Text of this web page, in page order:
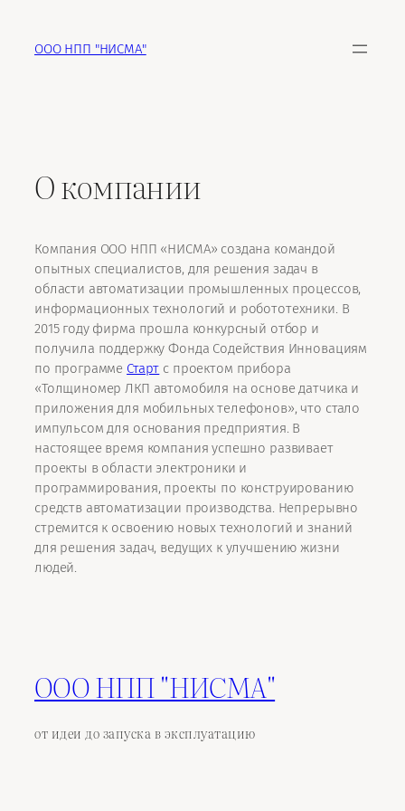
содержимому
ООО НПП "НИСМА"
О компании
Компания ООО НПП «НИСМА» создана командой
опытных специалистов, для решения задач в
области автоматизации промышленных процессов,
информационных технологий и робототехники. В
2015 году фирма прошла конкурсный отбор и
получила поддержку Фонда Содействия Инновациям
по программе Старт с проектом прибора
«Толщиномер ЛКП автомобиля на основе датчика и
приложения для мобильных телефонов», что стало
импульсом для основания предприятия. В
настоящее время компания успешно развивает
проекты в области электроники и
программирования, проекты по конструированию
средств автоматизации производства. Непрерывно
стремится к освоению новых технологий и знаний
для решения задач, ведущих к улучшению жизни
людей.
ООО НПП "НИСМА"
от идеи до запуска в эксплуатацию